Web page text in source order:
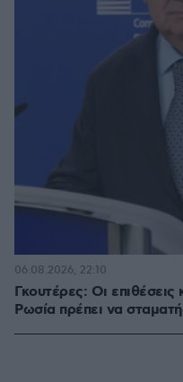
Γκουτέρες: Οι
Ρωσία πρέπει να
06.08.2026, 22:10